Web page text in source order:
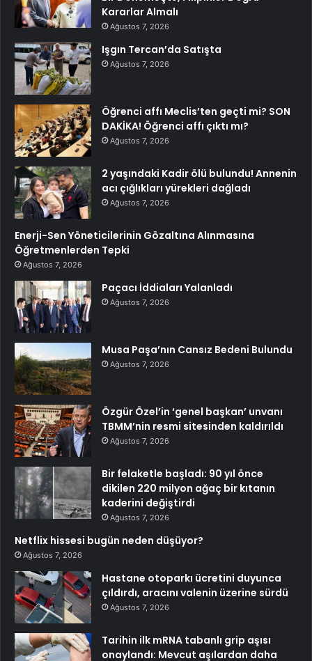
Kararlar Almalı
Ağustos 7, 2026
Işgın Tercan’da Satışta
Ağustos 7, 2026
Öğrenci affı Meclis’ten geçti mi? SON
DAKİKA! Öğrenci affı çıktı mı?
Ağustos 7, 2026
2 yaşındaki Kadir ölü bulundu! Annenin
acı çığlıkları yürekleri dağladı
Ağustos 7, 2026
Enerji-Sen Yöneticilerinin Gözaltına Alınmasına
Öğretmenlerden Tepki
Ağustos 7, 2026
Paçacı İddiaları Yalanladı
Ağustos 7, 2026
Musa Paşa’nın Cansız Bedeni Bulundu
Ağustos 7, 2026
Özgür Özel’in ‘genel başkan’ unvanı
TBMM’nin resmi sitesinden kaldırıldı
Ağustos 7, 2026
Bir felaketle başladı: 90 yıl önce
dikilen 220 milyon ağaç bir kıtanın
kaderini değiştirdi
Ağustos 7, 2026
Netflix hissesi bugün neden düşüyor?
Ağustos 7, 2026
Hastane otoparkı ücretini duyunca
çıldırdı, aracını valenin üzerine sürdü
Ağustos 7, 2026
Tarihin ilk mRNA tabanlı grip aşısı
onaylandı: Mevcut aşılardan daha